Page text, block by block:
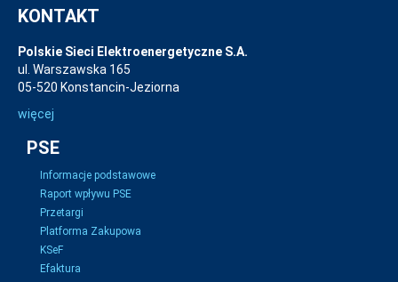
KONTAKT
Polskie Sieci Elektroenergetyczne S.A.
ul. Warszawska 165
05-520 Konstancin-Jeziorna
więcej
PSE
Informacje podstawowe
Raport wpływu PSE
Przetargi
Platforma Zakupowa
KSeF
Efaktura